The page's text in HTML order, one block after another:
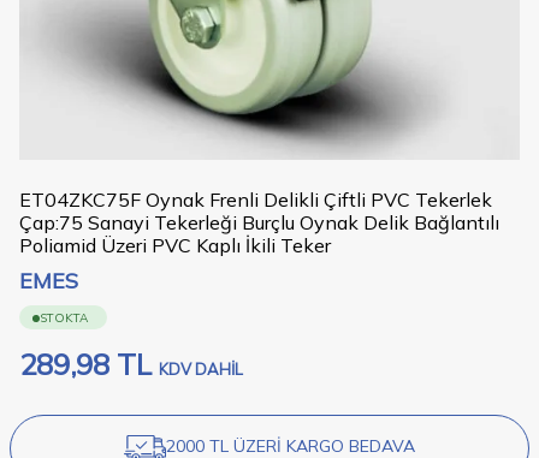
ET04ZKC75F Oynak Frenli Delikli Çiftli PVC Tekerlek
Çap:75 Sanayi Tekerleği Burçlu Oynak Delik Bağlantılı
Poliamid Üzeri PVC Kaplı İkili Teker
EMES
STOKTA
289,98 TL KDV DAHİL
2000 TL ÜZERİ KARGO BEDAVA